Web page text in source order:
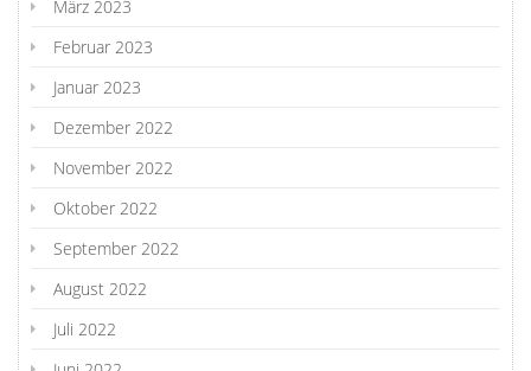
März 2023
Februar 2023
Januar 2023
Dezember 2022
November 2022
Oktober 2022
September 2022
August 2022
Juli 2022